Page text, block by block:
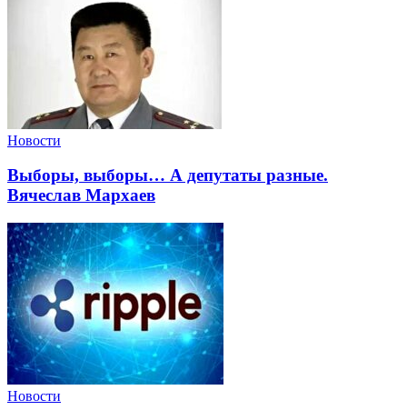
Новости
Выборы, выборы… А депутаты разные.
Вячеслав Мархаев
Новости